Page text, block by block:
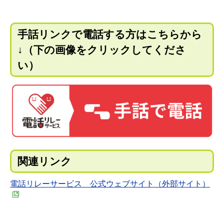
手話リンクで電話する方はこちらから
↓（下の画像をクリックしてくださ
い）
関連リンク
電話リレーサービス 公式ウェブサイト（外部サイト）